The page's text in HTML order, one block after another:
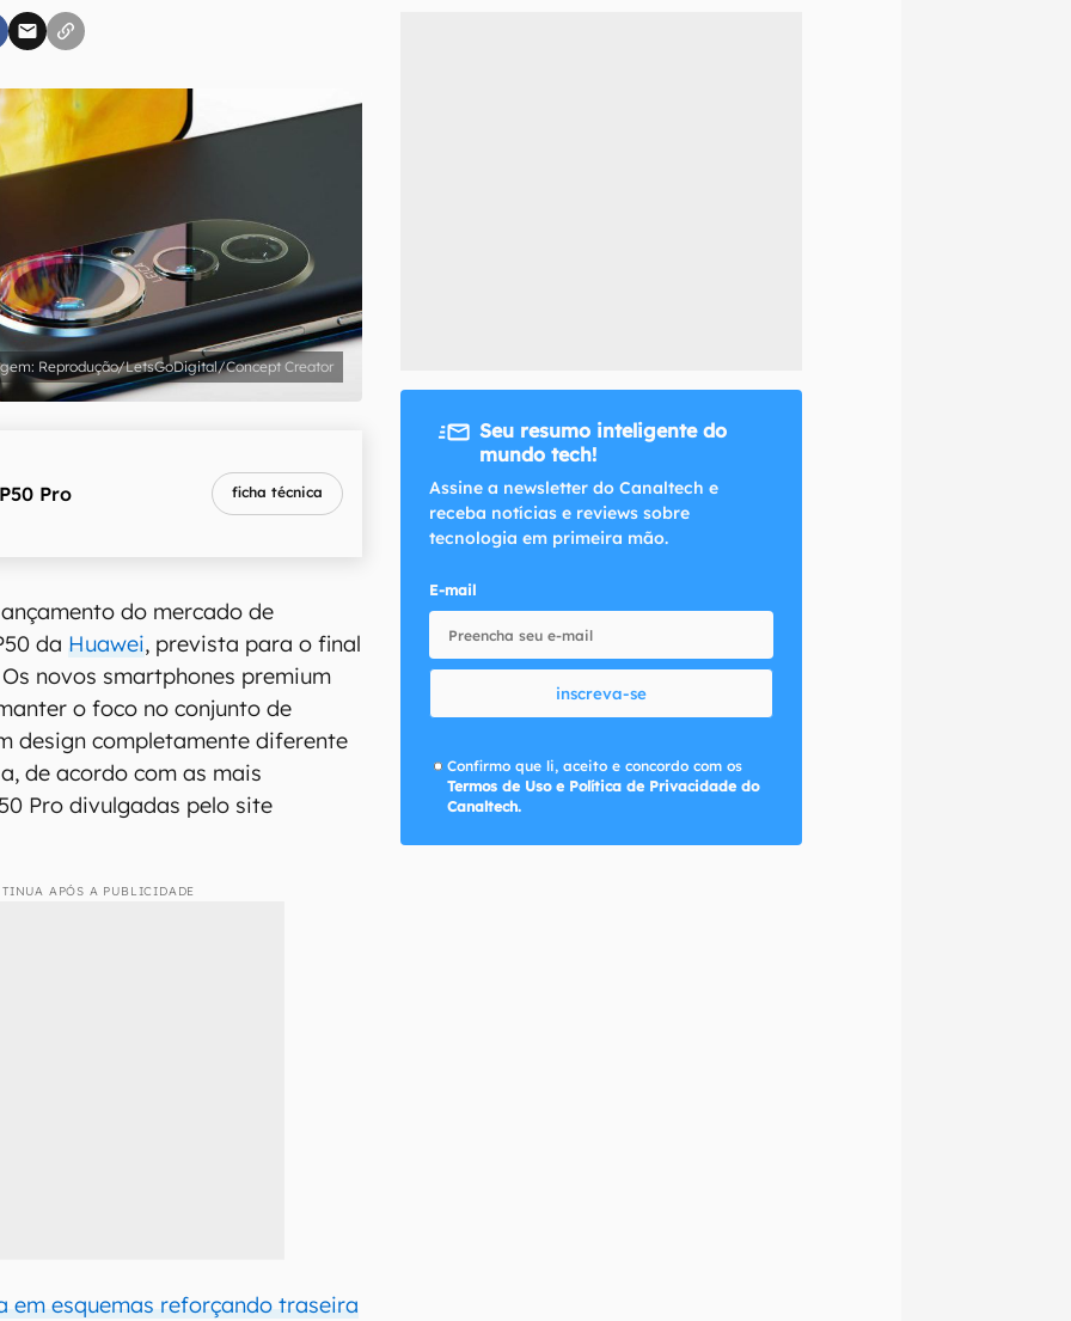
aceito e concordo com os
Reprodução/LetsGoDigital/Concept Creator
Pro ficha técnica
do mercado de
da Huawei, prevista para o final
novos smartphones premium
o foco no conjunto de
design completamente diferente
de acordo com as mais
Pro divulgadas pelo site
APÓS A PUBLICIDADE
em esquemas reforçando traseira
Seu resumo inteligente do
mundo tech!
Assine a newsletter do Canaltech e
receba notícias e reviews sobre
tecnologia em primeira mão.
E-mail
inscreva-se
Confirmo que li, aceito e concordo com os
Termos de Uso e Política de Privacidade do
Canaltech.